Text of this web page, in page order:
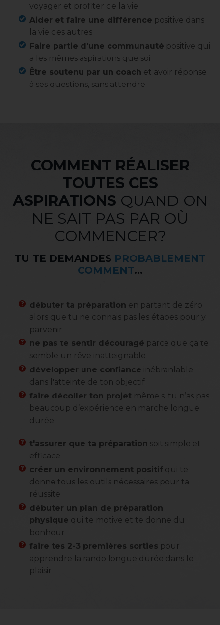
voyager et profiter de la vie
Aider et faire une différence positive dans
la vie des autres
Faire partie d'une communauté positive qui
a les mêmes aspirations que soi
Être soutenu par un coach et avoir réponse
à ses questions, sans attendre
COMMENT RÉALISER
TOUTES CES
ASPIRATIONS QUAND ON
NE SAIT PAS PAR OÙ
COMMENCER?
TU TE DEMANDES PROBABLEMENT
COMMENT...
débuter ta préparation en partant de zéro
alors que tu ne connais pas les étapes pour y
parvenir
ne pas te sentir découragé parce que ça te
semble un rêve inatteignable
développer une confiance inébranlable
dans l'atteinte de ton objectif
faire décoller ton projet même si tu n’as pas
beaucoup d’expérience en marche longue
durée
t'assurer que ta préparation soit simple et
efficace
créer un environnement positif qui te
donne tous les outils nécessaires pour ta
réussite
débuter un plan de préparation
physique qui te motive et te donne du
bonheur
faire tes 2-3 premières sorties pour
apprendre la rando longue durée dans le
plaisir